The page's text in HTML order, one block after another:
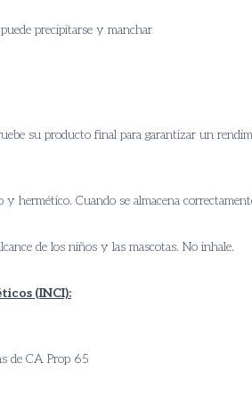
precipitarse y manchar
su producto final para garantizar un
hermético. Cuando se almacena
de los niños y las mascotas. No inhale.
(INCI):
de CA Prop 65